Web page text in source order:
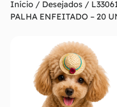
Início / Desejados /
PALHA ENFEITADO – 20